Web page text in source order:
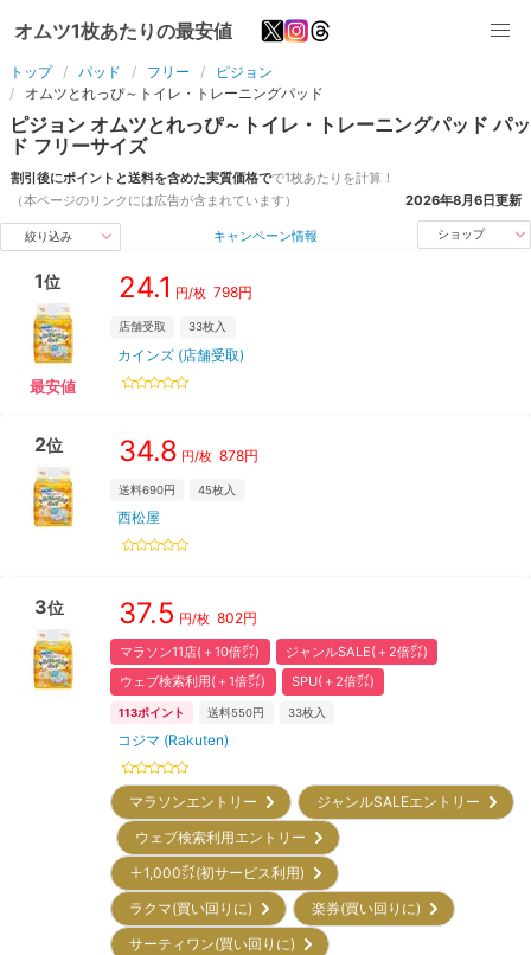
オムツ1枚あたりの最安値
トップ パッド フリー
ピジョン
オムツとれっぴ～トイレ・トレーニングパッド
ピジョン オムツとれっぴ～トイレ・トレーニングパッド パッ
ド フリーサイズ
割引後にポイントと送料を含めた実質価格でで1枚あたりを計算！
（本ページのリンクには広告が含まれています）
2026年8月6日更新
絞り込み キャンペーン情報 ショップ
1位
最安値
24.1 円/枚 798円
店舗受取 33枚入
カインズ (店舗受取)
2位 34.8 円/枚 878円
送料690円 45枚入
西松屋
3位 37.5 円/枚 802円
マラソン11店(＋10倍㌽)
ジャンルSALE(＋2倍㌽)
ウェブ検索利用(＋1倍㌽)
SPU(＋2倍㌽)
113ポイント 送料550円 33枚入
コジマ (Rakuten)
マラソンエントリー
ジャンルSALEエントリー
ウェブ検索利用エントリー
＋1,000㌽(初サービス利用)
ラクマ(買い回りに)
楽券(買い回りに)
サーティワン(買い回りに)